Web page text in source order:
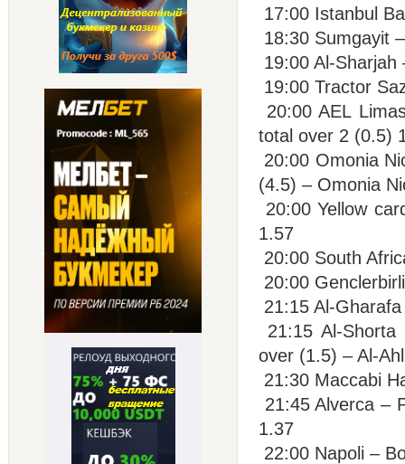
17:00 Istanbul
18:30 Sumgayit
19:00 Al-Sharjah
19:00 Tractor
20:00 AEL
total over 2 (0.5)
20:00 Omonia
(4.5) – Omonia
20:00 Yellow
1.57
20:00 South
20:00
21:15 Al-
21:15 Al-
over (1.5) – Al-
21:30 Maccabi
21:45 Alverca –
1.37
22:00 Napoli –